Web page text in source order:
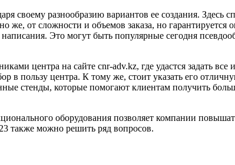
своему разнообразию вариантов ее создания.
же, от сложности и объемов заказа, но
Это могут быть популярные сегодня
центра на сайте cnr-adv.kz, где удастся задать
в пользу центра. К тому же, стоит указать его
стенды, которые помогают клиентам получить
оборудования позволяет компании
также можно решить ряд вопросов.